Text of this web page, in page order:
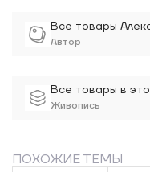
Все товары
Автор
Все товары в
Живопись
ПОХОЖИЕ ТЕМЫ